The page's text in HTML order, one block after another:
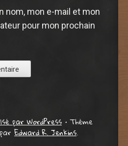
nom, mon e-mail et mon
pour mon prochain
par WordPress • Thème
Edward R. Jenkins.